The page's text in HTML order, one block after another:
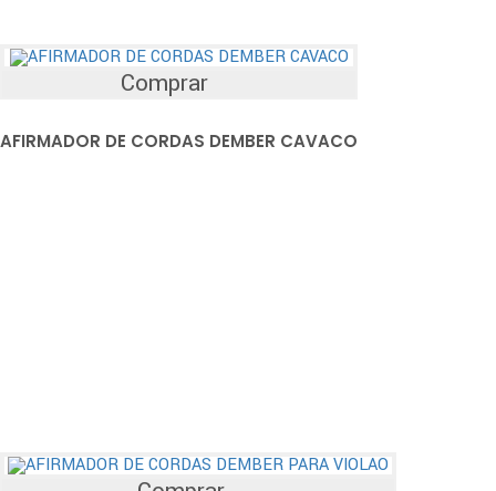
Comprar
AFIRMADOR DE CORDAS DEMBER CAVACO